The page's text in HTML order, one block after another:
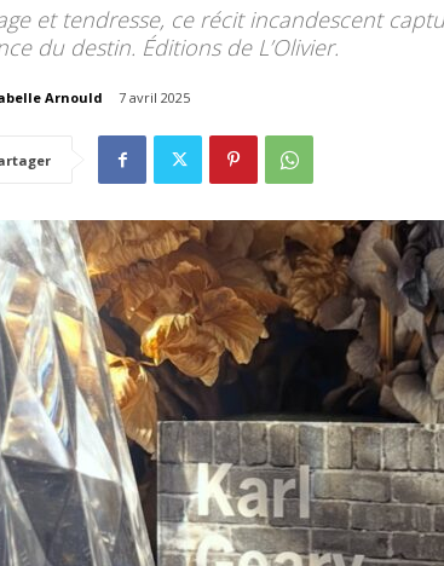
et tendresse, ce récit incandescent
du destin. Éditions de L’Olivier.
Arnould 7 avril 2025